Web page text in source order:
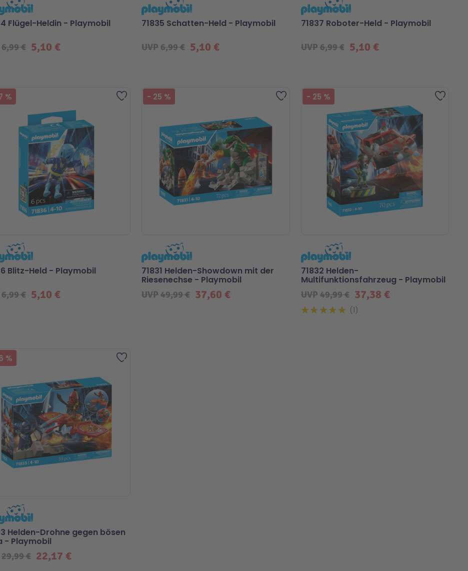
5,10 €
6,99 €
Flügel-Heldin - Playmobil
5,10 €
UVP6,99 €
71835 Schatten-Held - Playmobil
5,10 €
UVP 6,99 €
71837 Roboter-Held - Playmobil
Zur Wunschliste hinzufügen
%
Beliebt
5,10 €
6,99 €
Blitz-Held - Playmobil
Zur Wunschliste hinzufügen
- 25 %
37,60 €
UVP49,99 €
71831 Helden-Showdown mit der
Riesenechse - Playmobil
Zur
- 25 %
37,38 €
UVP 49,99 €
71832 Helden-
Multifunktionsfahrzeug - Playmobil
1
Zur Wunschliste hinzufügen
%
22,17 €
29,99 €
Helden-Drohne gegen bösen
- Playmobil